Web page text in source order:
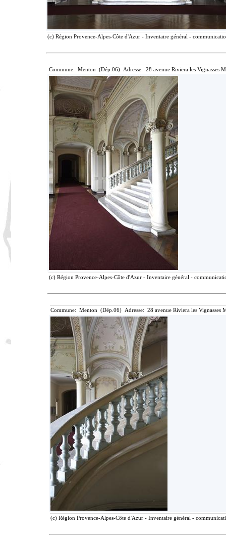
(c) Région Provence-Alpes-Côte d'Azur - Inventaire général -
Commune: Menton (Dép.06) Adresse: 28 avenue Riviera les Vignasses
(c) Région Provence-Alpes-Côte d'Azur - Inventaire général -
Commune: Menton (Dép.06) Adresse: 28 avenue Riviera les
(c) Région Provence-Alpes-Côte d'Azur - Inventaire général -